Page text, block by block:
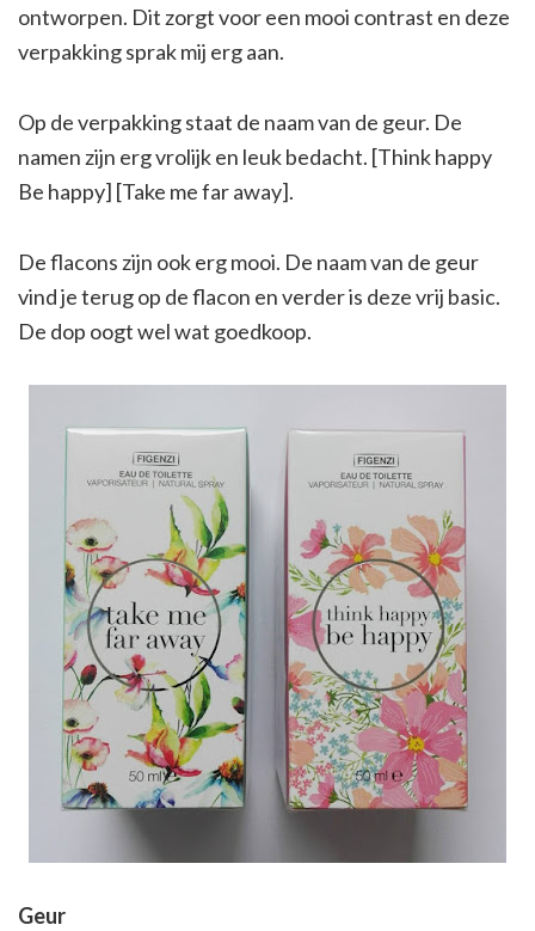
ontworpen. Dit zorgt voor een mooi contrast en deze
verpakking sprak mij erg aan.
Op de verpakking staat de naam van de geur. De
namen zijn erg vrolijk en leuk bedacht. [Think happy
Be happy] [Take me far away].
De flacons zijn ook erg mooi. De naam van de geur
vind je terug op de flacon en verder is deze vrij basic.
De dop oogt wel wat goedkoop.
Geur